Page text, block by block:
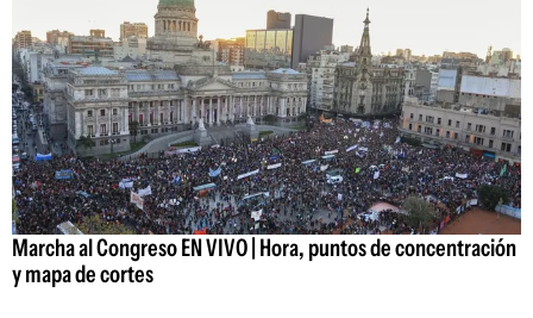
Marcha al Congreso EN VIVO | Hora, puntos de concentración
y mapa de cortes